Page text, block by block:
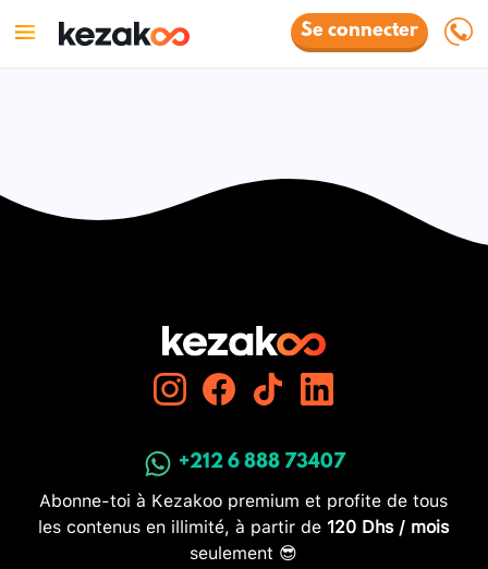
Se connecter
+212 6 888 73407
Abonne-toi à Kezakoo premium et profite de tous
les contenus en illimité, à partir de 120 Dhs / mois
seulement 😎